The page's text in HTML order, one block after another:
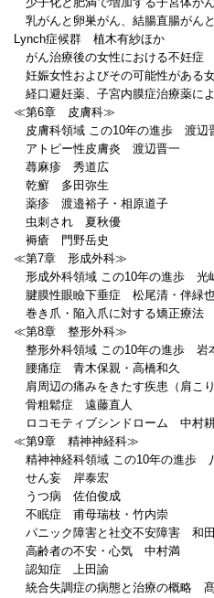
乳がんと卵巣がん、結腸直腸がん
Lynch症候群 植木有紗ほか
がん治療後の女性における不妊症
妊娠女性およびその可能性がある
経口避妊薬、子宮内膜症治療薬に
≪第6章 皮膚科≫
皮膚科領域 この10年の進歩 渡辺
アトピー性皮膚炎 渡辺晋一
蕁麻疹 秀道広
乾癬 多田弥生
薬疹 渡邉裕子・相原道子
虫刺され 夏秋優
褥瘡 門野岳史
≪第7章 形成外科≫
形成外科領域 この10年の進歩 光
腱膜性眼瞼下垂症 松尾清・伴緑
巻き爪・陥入爪に対する矯正療法
≪第8章 整形外科≫
整形外科領域 この10年の進歩 岩
腰痛症 青木保親・高橋和久
肩周辺の痛みをきたす疾患（肩こ
骨粗鬆症 遠藤直人
ロコモティブシンドローム 中村
≪第9章 精神神経科≫
精神神経科領域 この10年の進歩
せん妄 岸泰宏
うつ病 佐伯俊成
不眠症 甫母瑞枝・竹内崇
パニック障害と社交不安障害 和
高齢者の不安・心気 中村満
認知症 上田諭
統合失調症の病態と治療の概略